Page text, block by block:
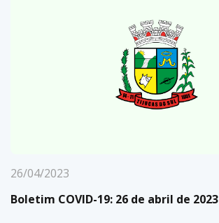
26/04/2023
Boletim COVID-19: 26 de abril de 2023